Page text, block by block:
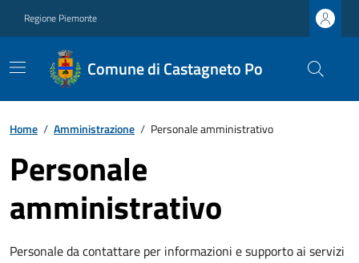
Regione Piemonte
Comune di Castagneto Po
Home / Amministrazione / Personale amministrativo
Personale
amministrativo
Personale da contattare per informazioni e supporto ai servizi